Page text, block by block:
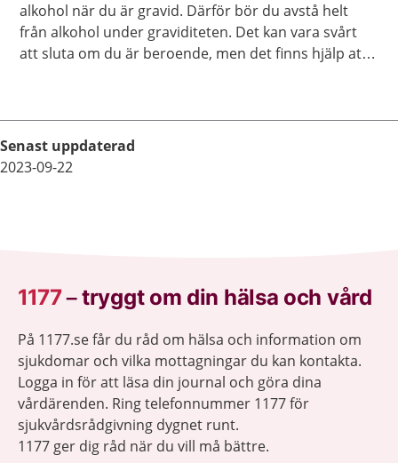
alkohol när du är gravid. Därför bör du avstå helt
från alkohol under graviditeten. Det kan vara svårt
att sluta om du är beroende, men det finns hjälp att
Senast uppdaterad
2023-09-22
1177–tryggt om din hälsa och vård
På 1177.se får du råd om hälsa och information om
sjukdomar och vilka mottagningar du kan kontakta.
Logga in för att läsa din journal och göra dina
vårdärenden. Ring telefonnummer 1177 för
sjukvårdsrådgivning dygnet runt.
1177 ger dig råd när du vill må bättre.